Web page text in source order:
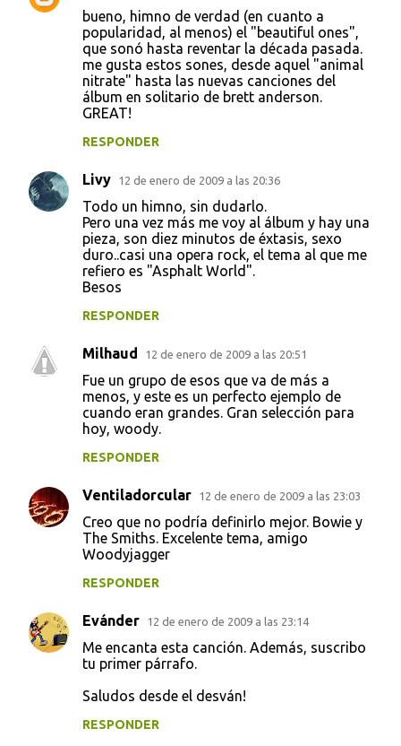
a
bueno, himno de verdad (en cuanto a
popularidad, al menos) el "beautiful ones",
que sonó hasta reventar la década pasada.
me gusta estos sones, desde aquel "animal
nitrate" hasta las nuevas canciones del
álbum en solitario de brett anderson.
GREAT!
RESPONDER
Livy 12 de enero de 2009 a las 20:36
Todo un himno, sin dudarlo.
Pero una vez más me voy al álbum y hay una
pieza, son diez minutos de éxtasis, sexo
duro..casi una opera rock, el tema al que me
refiero es "Asphalt World".
Besos
RESPONDER
Milhaud 12 de enero de 2009 a las 20:51
Fue un grupo de esos que va de más a
menos, y este es un perfecto ejemplo de
cuando eran grandes. Gran selección para
hoy, woody.
RESPONDER
Ventiladorcular 12 de enero de 2009 a las 23:03
Creo que no podría definirlo mejor. Bowie y
The Smiths. Excelente tema, amigo
Woodyjagger
RESPONDER
Evánder 12 de enero de 2009 a las 23:14
Me encanta esta canción. Además, suscribo
tu primer párrafo.
Saludos desde el desván!
RESPONDER